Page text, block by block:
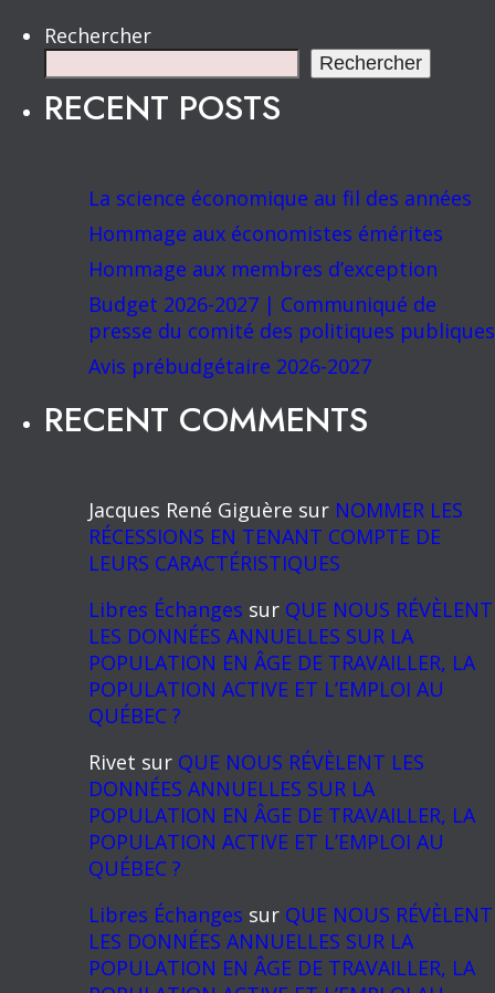
Rechercher
Rechercher
RECENT POSTS
La science économique au fil des années
Hommage aux économistes émérites
Hommage aux membres d’exception
Budget 2026-2027 | Communiqué de
presse du comité des politiques publiques
Avis prébudgétaire 2026-2027
RECENT COMMENTS
Jacques René Giguère sur NOMMER LES
RÉCESSIONS EN TENANT COMPTE DE
LEURS CARACTÉRISTIQUES
Libres Échanges sur QUE NOUS RÉVÈLENT
LES DONNÉES ANNUELLES SUR LA
POPULATION EN ÂGE DE TRAVAILLER, LA
POPULATION ACTIVE ET L’EMPLOI AU
QUÉBEC ?
Rivet sur QUE NOUS RÉVÈLENT LES
DONNÉES ANNUELLES SUR LA
POPULATION EN ÂGE DE TRAVAILLER, LA
POPULATION ACTIVE ET L’EMPLOI AU
QUÉBEC ?
Libres Échanges sur QUE NOUS RÉVÈLENT
LES DONNÉES ANNUELLES SUR LA
POPULATION EN ÂGE DE TRAVAILLER, LA